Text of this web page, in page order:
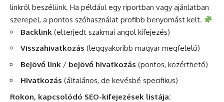
linkről beszélünk. Ha például egy riportban vagy ajánlatban
szerepel, a pontos szóhasználat profibb benyomást kelt.
Backlink (elterjedt szakmai angol kifejezés)
Visszahivatkozás (leggyakoribb magyar megfelelő)
Bejövő link / bejövő hivatkozás (pontos, közérthető)
Hivatkozás (általános, de kevésbé specifikus)
Rokon, kapcsolódó SEO-kifejezések listája: